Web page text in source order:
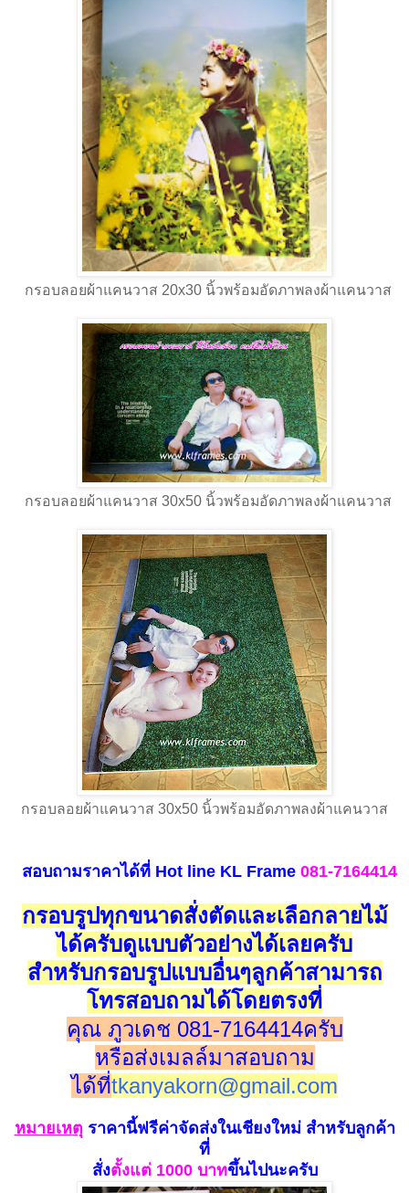
กรอบลอยผ้าแคนวาส 20x30 นิ้วพร้อมอัดภาพลงผ้าแคนวาส
กรอบลอยผ้าแคนวาส 30x50 นิ้วพร้อมอัดภาพลงผ้าแคนวาส
กรอบลอยผ้าแคนวาส 30x50 นิ้วพร้อมอัดภาพลงผ้าแคนวาส
สอบถามราคาได้ที่ Hot lineKL Frame081-7164414
กรอบรูปทุกขนาดสั่งตัดและเลือกลายไม้
ได้ครับดูแบบตัวอย่างได้เลยครับ
สำหรับกรอบรูปแบบอื่นๆลูกค้าสามารถ
โทรสอบถามได้โดยตรงที่
คุณ ภูวเดช 081-7164414ครับ
หรือส่งเมลล์มาสอบถาม
ได้ที่tkanyakorn@gmail.com
หมายเหตุราคานี้ฟรีค่าจัดส่งในเชียงใหม่ สำหรับลูกค้า
ที่
สั่งตั้งแต่ 1000 บาทขึ้นไปนะครับ